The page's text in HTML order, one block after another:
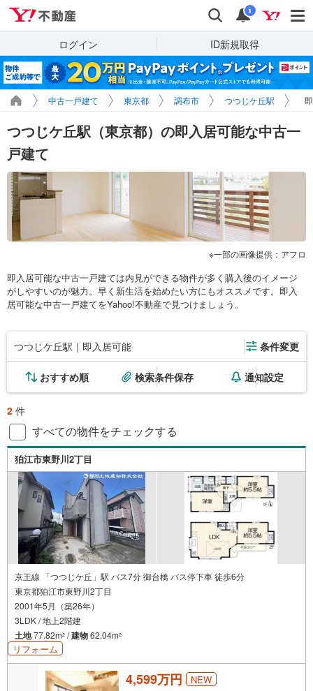
検索 通知
i
ログイン ID新規取得
中古一戸建て 東京都 調布市 つつじケ丘駅
つつじケ丘駅（東京都）の即入居可能な中古一
戸建て
一部の画像提供：アフロ
即入居可能な中古一戸建ては内見ができる物件が多く購入後のイメージ
がしやすいのが魅力。早く新生活を始めたい方にもオススメです。即入
居可能な中古一戸建てをYahoo!不動産で見つけましょう。
つつじケ丘駅｜即入居可能 条件変更
おすすめ順 検索条件保存 通知設定
2 件
すべての物件をチェックする
狛江市東野川2丁目
京王線 「つつじケ丘」駅 バス7分 御台橋 バス停下車 徒歩6分
東京都狛江市東野川2丁目
2001年5月（築26年）
3LDK / 地上2階建
土地77.82m2 /建物62.04m2
リフォーム
4,599万円 NEW